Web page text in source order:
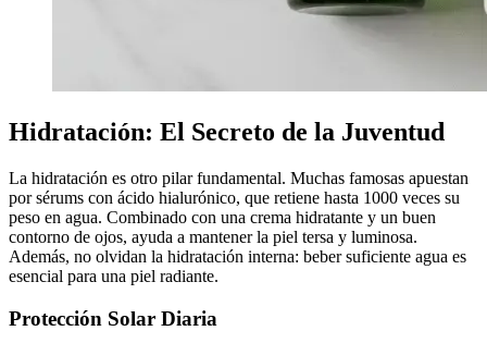
Hidratación: El Secreto de la Juventud
La hidratación es otro pilar fundamental. Muchas famosas apuestan
por sérums con ácido hialurónico, que retiene hasta 1000 veces su
peso en agua. Combinado con una crema hidratante y un buen
contorno de ojos, ayuda a mantener la piel tersa y luminosa.
Además, no olvidan la hidratación interna: beber suficiente agua es
esencial para una piel radiante.
Protección Solar Diaria